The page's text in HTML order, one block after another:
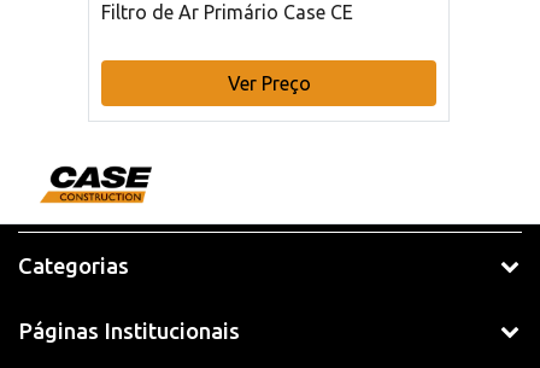
Filtro de Ar Primário Case CE
Ver Preço
Categorias
Páginas Institucionais